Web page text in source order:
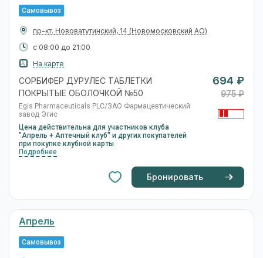
Самовывоз
пр-кт. Нововатутинский, 14 (Новомосковский АО)
с 08:00 до 21:00
На карте
СОРБИФЕР ДУРУЛЕС ТАБЛЕТКИ
ПОКРЫТЫЕ ОБОЛОЧКОЙ №50
Egis Pharmaceuticals PLC/ЗАО Фармацевтический
завод Эгис
Цена действительна для участников клуба
"Апрель + Аптечный клуб" и других покупателей
при покупке клубной карты
Подробнее
694 ₽
975 ₽
Бронировать
Апрель
Самовывоз